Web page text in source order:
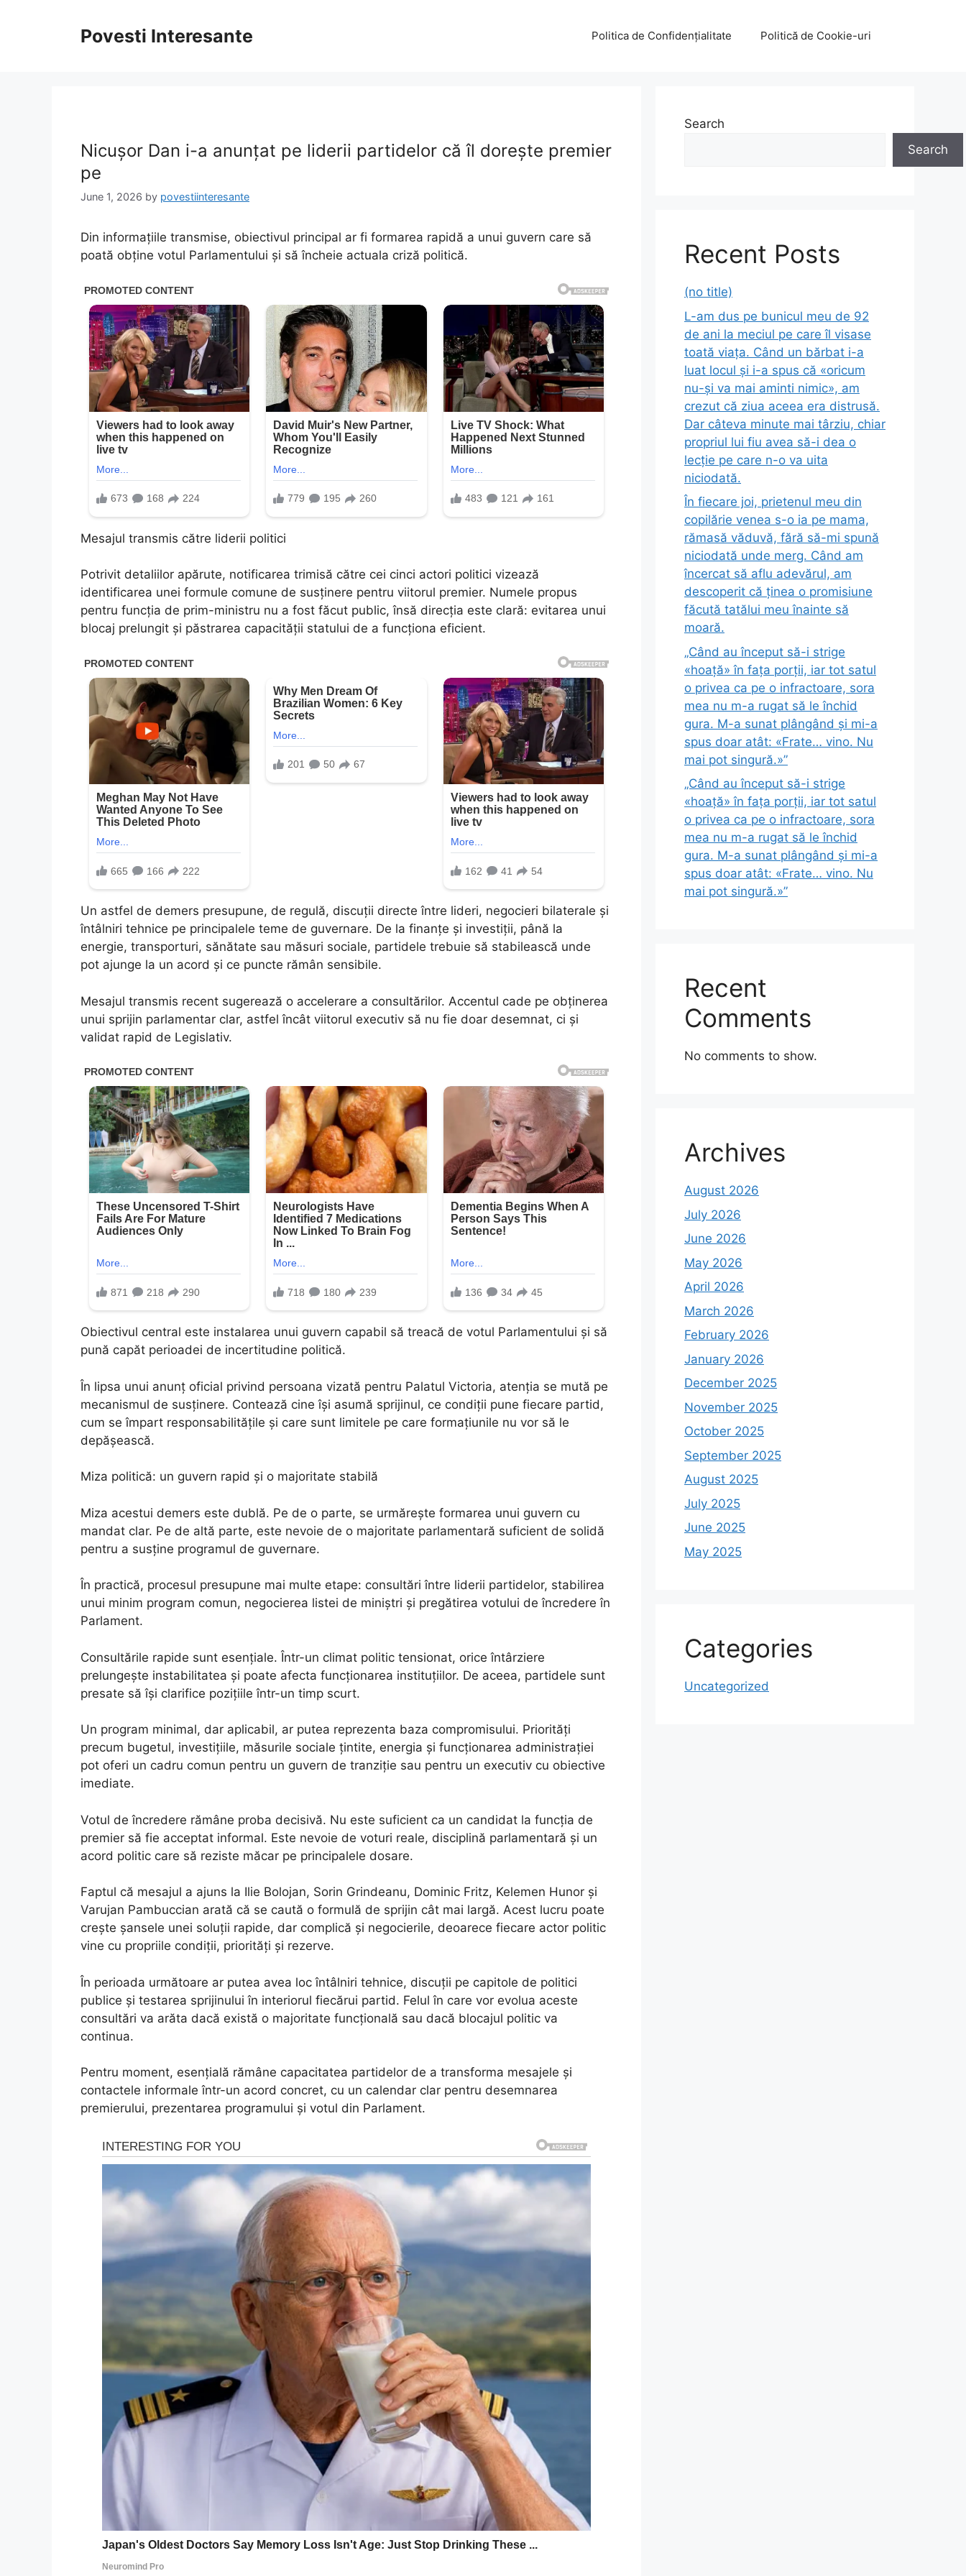
Povesti Interesante Politica de Confidențialitate Politică de Cookie-uri
Nicușor Dan i-a anunțat pe liderii partidelor că îl dorește premier
pe
June 1, 2026 by povestiinteresante
Din informațiile transmise, obiectivul principal ar fi formarea rapidă a unui guvern care să
poată obține votul Parlamentului și să încheie actuala criză politică.
Mesajul transmis către liderii politici
Potrivit detaliilor apărute, notificarea trimisă către cei cinci actori politici vizează
identificarea unei formule comune de susținere pentru viitorul premier. Numele propus
pentru funcția de prim-ministru nu a fost făcut public, însă direcția este clară: evitarea unui
blocaj prelungit și păstrarea capacității statului de a funcționa eficient.
Un astfel de demers presupune, de regulă, discuții directe între lideri, negocieri bilaterale și
întâlniri tehnice pe principalele teme de guvernare. De la finanțe și investiții, până la
energie, transporturi, sănătate sau măsuri sociale, partidele trebuie să stabilească unde
pot ajunge la un acord și ce puncte rămân sensibile.
Mesajul transmis recent sugerează o accelerare a consultărilor. Accentul cade pe obținerea
unui sprijin parlamentar clar, astfel încât viitorul executiv să nu fie doar desemnat, ci și
validat rapid de Legislativ.
Obiectivul central este instalarea unui guvern capabil să treacă de votul Parlamentului și să
pună capăt perioadei de incertitudine politică.
În lipsa unui anunț oficial privind persoana vizată pentru Palatul Victoria, atenția se mută pe
mecanismul de susținere. Contează cine își asumă sprijinul, ce condiții pune fiecare partid,
cum se împart responsabilitățile și care sunt limitele pe care formațiunile nu vor să le
depășească.
Miza politică: un guvern rapid și o majoritate stabilă
Miza acestui demers este dublă. Pe de o parte, se urmărește formarea unui guvern cu
mandat clar. Pe de altă parte, este nevoie de o majoritate parlamentară suficient de solidă
pentru a susține programul de guvernare.
În practică, procesul presupune mai multe etape: consultări între liderii partidelor, stabilirea
unui minim program comun, negocierea listei de miniștri și pregătirea votului de încredere în
Parlament.
Consultările rapide sunt esențiale. Într-un climat politic tensionat, orice întârziere
prelungește instabilitatea și poate afecta funcționarea instituțiilor. De aceea, partidele sunt
presate să își clarifice pozițiile într-un timp scurt.
Un program minimal, dar aplicabil, ar putea reprezenta baza compromisului. Priorități
precum bugetul, investițiile, măsurile sociale țintite, energia și funcționarea administrației
pot oferi un cadru comun pentru un guvern de tranziție sau pentru un executiv cu obiective
imediate.
Votul de încredere rămâne proba decisivă. Nu este suficient ca un candidat la funcția de
premier să fie acceptat informal. Este nevoie de voturi reale, disciplină parlamentară și un
acord politic care să reziste măcar pe principalele dosare.
Faptul că mesajul a ajuns la Ilie Bolojan, Sorin Grindeanu, Dominic Fritz, Kelemen Hunor și
Varujan Pambuccian arată că se caută o formulă de sprijin cât mai largă. Acest lucru poate
crește șansele unei soluții rapide, dar complică și negocierile, deoarece fiecare actor politic
vine cu propriile condiții, priorități și rezerve.
În perioada următoare ar putea avea loc întâlniri tehnice, discuții pe capitole de politici
publice și testarea sprijinului în interiorul fiecărui partid. Felul în care vor evolua aceste
consultări va arăta dacă există o majoritate funcțională sau dacă blocajul politic va
continua.
Pentru moment, esențială rămâne capacitatea partidelor de a transforma mesajele și
contactele informale într-un acord concret, cu un calendar clar pentru desemnarea
premierului, prezentarea programului și votul din Parlament.
Search
Search
Recent Posts
(no title)
L-am dus pe bunicul meu de 92
de ani la meciul pe care îl visase
toată viața. Când un bărbat i-a
luat locul și i-a spus că «oricum
nu-și va mai aminti nimic», am
crezut că ziua aceea era distrusă.
Dar câteva minute mai târziu, chiar
propriul lui fiu avea să-i dea o
lecție pe care n-o va uita
niciodată.
În fiecare joi, prietenul meu din
copilărie venea s-o ia pe mama,
rămasă văduvă, fără să-mi spună
niciodată unde merg. Când am
încercat să aflu adevărul, am
descoperit că ținea o promisiune
făcută tatălui meu înainte să
moară.
„Când au început să-i strige
«hoață» în fața porții, iar tot satul
o privea ca pe o infractoare, sora
mea nu m-a rugat să le închid
gura. M-a sunat plângând și mi-a
spus doar atât: «Frate… vino. Nu
mai pot singură.»”
„Când au început să-i strige
«hoață» în fața porții, iar tot satul
o privea ca pe o infractoare, sora
mea nu m-a rugat să le închid
gura. M-a sunat plângând și mi-a
spus doar atât: «Frate… vino. Nu
mai pot singură.»”
Recent
Comments
No comments to show.
Archives
August 2026
July 2026
June 2026
May 2026
April 2026
March 2026
February 2026
January 2026
December 2025
November 2025
October 2025
September 2025
August 2025
July 2025
June 2025
May 2025
Categories
Uncategorized